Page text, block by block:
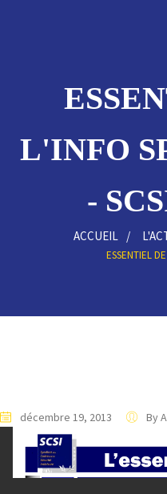
L'INFO
-
ACCUEIL
ESSENTIEL
décembre 19, 2013 By